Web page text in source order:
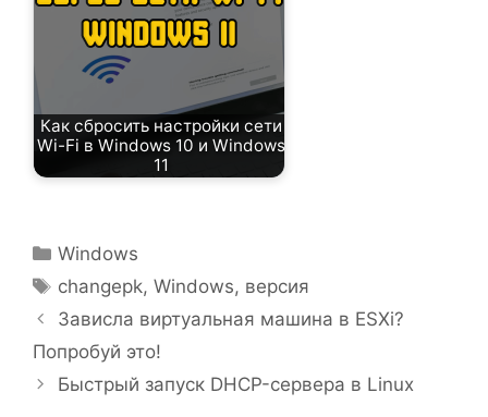
Как сбросить настройки сети
Wi-Fi в Windows 10 и Windows
11
Рубрики
Windows
Метки
changepk,Windows, версия
Зависла виртуальная машина в ESXi?
Попробуй это!
Быстрый запуск DHCP-сервера в Linux